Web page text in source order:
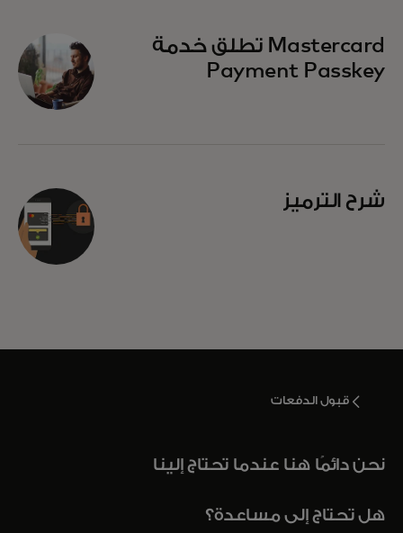
Mastercard تطلق خدمة
Payment Passkey
شرح الترميز
قبول الدفعات
نحن دائمًا هنا عندما تحتاج إلينا
هل تحتاج إلى مساعدة؟